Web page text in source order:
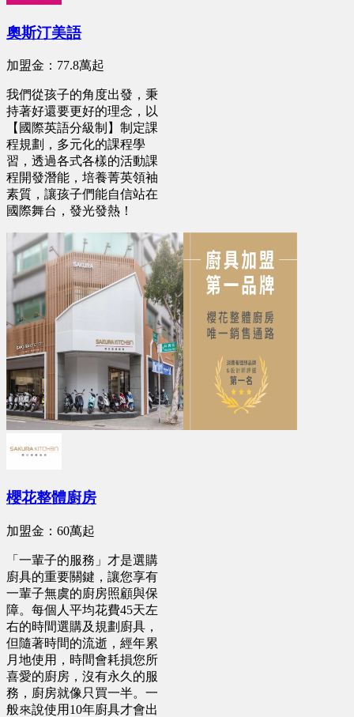
奧斯汀美語
加盟金：77.8萬起
我們從孩子的角度出發，秉
持著好還要更好的理念，以
【國際英語分級制】制定課
程規劃，多元化的課程學
習，透過各式各樣的活動課
程開發潛能，培養菁英領袖
素質，讓孩子們能自信站在
國際舞台，發光發熱！
櫻花整體廚房
加盟金：60萬起
「一輩子的服務」才是選購
廚具的重要關鍵，讓您享有
一輩子無虞的廚房照顧與保
障。每個人平均花費45天左
右的時間選購及規劃廚具，
但隨著時間的流逝，經年累
月地使用，時間會耗損您所
喜愛的廚房，沒有永久的服
務，廚房就像只買一半。一
般來說使用10年廚具才會出